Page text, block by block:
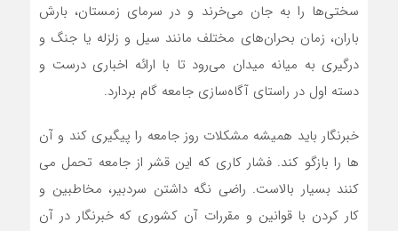
سختی‌ها را به جان می‌خرند و در سرمای زمستان، بارش
باران، زمان بحران‌های مختلف مانند سیل و زلزله یا جنگ و
درگیری به میانه میدان می‌رود تا با ارائه اخباری درست و
دسته‌ اول در راستای آگاه‌سازی جامعه گام بردارد.
خبرنگار باید همیشه مشکلات روز جامعه را پیگیری کند و آن
ها را بازگو کند. فشار کاری که این قشر از جامعه تحمل می
کنند بسیار بالاست. راضی نگه داشتن سردبیر، مخاطبین و
کار کردن با قوانین و مقررات آن کشوری که خبرنگار در آن